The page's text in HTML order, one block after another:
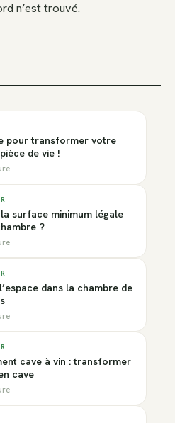
n’est trouvé.
pour transformer votre
de vie !
surface minimum légale
?
dans la chambre de
cave à vin : transformer
cave